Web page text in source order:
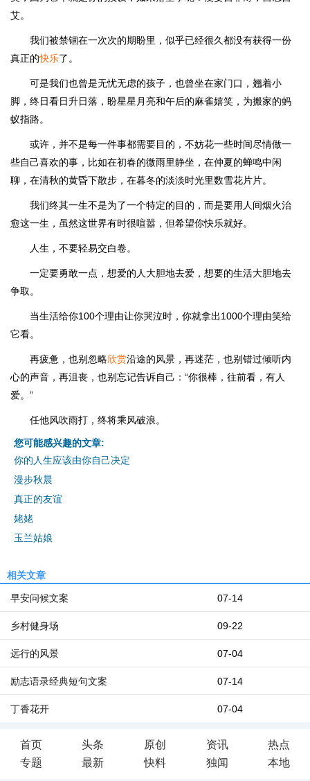
艾。
我们被禁锢在一次次的期盼里，似乎已经很久都没有获得一份
真正的快乐了。
可是我们也曾是无忧无虑的孩子，也曾坐在家门口，翘着小
脚，终日看日升日落，盼星星月亮和午后的麻雀嬉笑，为搬家的蚂
蚁指路。
或许，并不是每一件事都需要目的，不妨花一些时间尽情做一
些自己喜欢的事，比如在初春的微雨里静坐，在仲夏的蝉鸣中闲
聊，在清秋的黄昏下散步，在暮冬的淡淡时光里数雪花片片。
我们终其一生不是为了一个特定的目的，而是要用人间烟火治
愈这一生，虽然这世界有时很喧嚣，但希望你快乐就好。
人生，不要轻易交白卷。
一定要勇敢一点，想爱的人大胆地去爱，想要的生活大胆地去
争取。
当生活给你100个理由让你哭泣时，你就拿出1000个理由笑给
它看。
再疲惫，也别忽略欣赏沿途的风景，再迷茫，也别错过倾听内
心的声音，再沮丧，也别忘记告诉自己：“你很棒，往前看，有人
爱。”
任他风吹雨打，终将乘风破浪。
您可能感兴趣的文章:
你的人生应该由你自己决定
漫步秋晨
真正的友谊
姥姥
玉兰姑娘
相关文章
07-14
早安问候文案
09-22
乡村健身场
07-04
远行的风景
07-14
励志语录经典短句文案
07-04
丁香花开
首页 头条 原创 资讯
热点
专题
最新 快料 独闻 本地